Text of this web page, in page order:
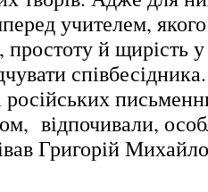
учителем,
й щирість у
відпочивали,
Григорій